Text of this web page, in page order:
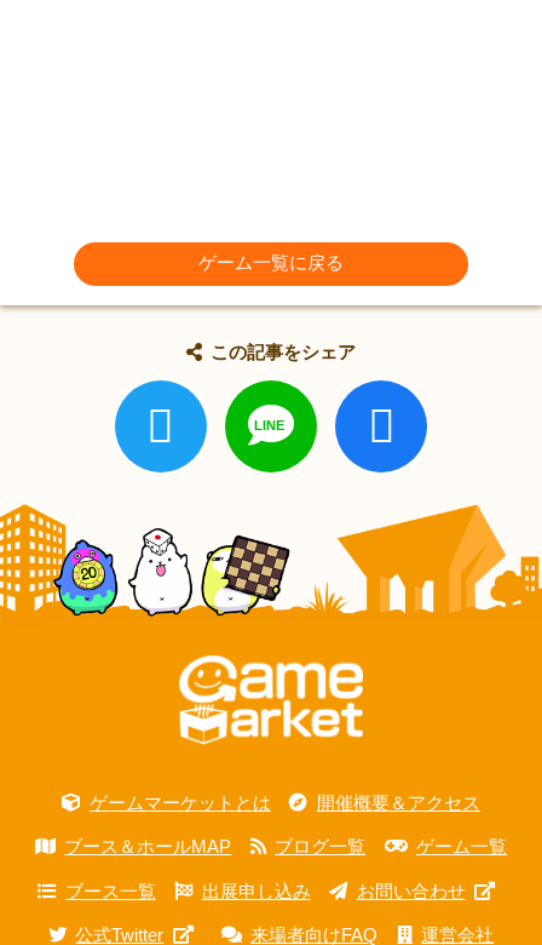
ゲーム一覧に戻る
この記事をシェア
ゲームマーケットとは 開催概要＆アクセス
ブース＆ホールMAP ブログ一覧 ゲーム一覧
ブース一覧 出展申し込み お問い合わせ
公式Twitter 来場者向けFAQ 運営会社